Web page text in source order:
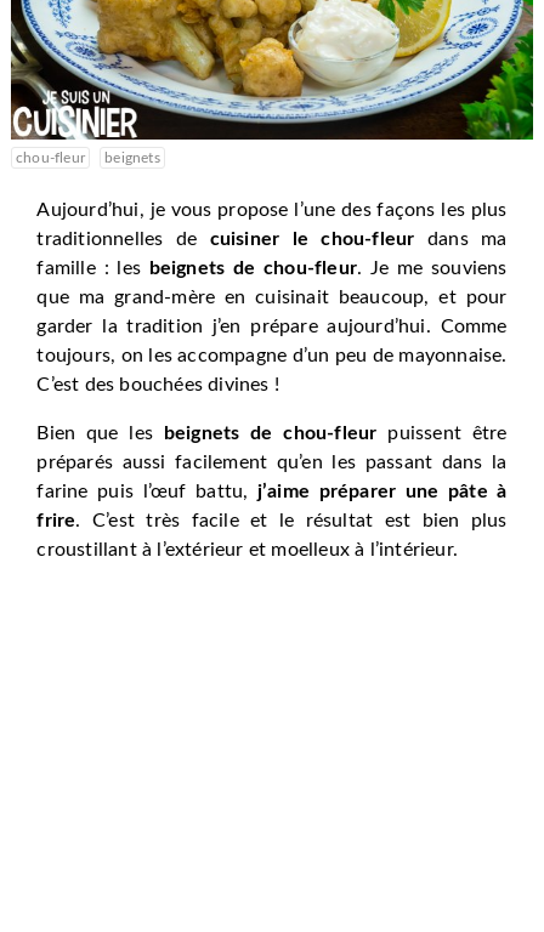
chou-fleur beignets
Aujourd’hui, je vous propose l’une des façons les plus
traditionnelles de cuisiner le chou-fleur dans ma
famille : les
beignets de chou-fleur. Je me souviens
que ma grand-mère en cuisinait beaucoup, et pour
garder la tradition j’en prépare aujourd’hui. Comme
toujours, on les accompagne d’un peu de mayonnaise.
C’est des bouchées divines !
Bien que les beignets de chou-fleur puissent être
préparés aussi facilement qu’en les passant dans la
farine puis l’œuf battu, j’aime préparer une pâte à
frire. C’est très facile et le résultat est bien plus
croustillant à l’extérieur et moelleux à l’intérieur.